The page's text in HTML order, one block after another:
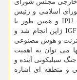
خارجی مجلس شورای
اسلامی و رئیس
شورای اجرائی اتحادیه بین المجالس جهانی IPU و همین طور با
حضور هیأت ایرانی شرکت کننده در اجلاس IGF ژاپن انجام شد و
و هوش مصنوعی
می توان به اهمیت
سیلیکونی آینده و
و منطقه ای اشاره